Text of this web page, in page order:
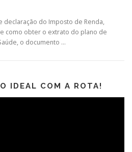
declaração do Imposto de Renda,
como obter o extrato do plano de
o documento …
IDEAL COM A ROTA!